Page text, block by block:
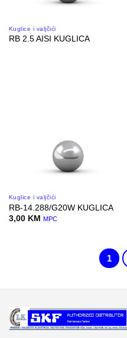
Kuglice i valjčići
RB 2.5 AISI KUGLICA
Kuglice i valjčići
RB-14.288/G20W KUGLICA
3,00 KM MPC
1